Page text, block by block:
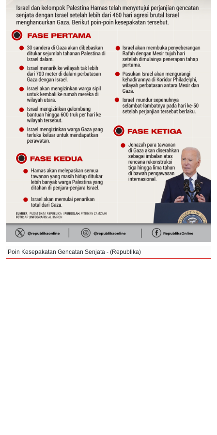
Poin Kesepakatan Gencatan Senjata - (Republika)